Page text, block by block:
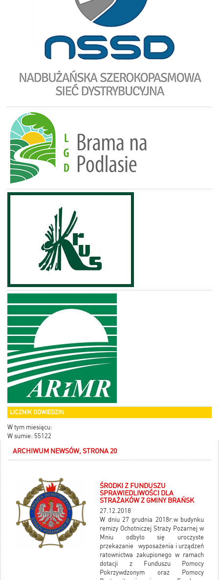
LICZNIK ODWIEDZIN
W tym miesiącu:
W sumie: 55122
ARCHIWUM NEWSÓW, STRONA 20
ŚRODKI Z FUNDUSZU
SPRAWIEDLIWOŚCI DLA
STRAŻAKÓW Z GMINY BRAŃSK
27.12.2018
W dniu 27 grudnia 2018r.w budynku
remizy Ochotniczej Straży Pożarnej w
Mniu odbyło się uroczyste
przekazanie wyposażenia i urządzeń
ratownictwa zakupionego w ramach
dotacji z Funduszu Pomocy
Pokrzywdzonym oraz Pomocy